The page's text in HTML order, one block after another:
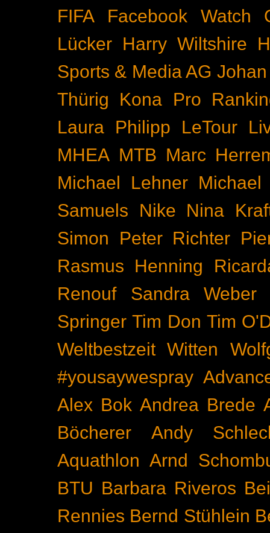
FIFA
Facebook Watch
Lücker Harry Wiltshire
Sports & Media AG
Thürig
Kona Pro
Laura Philipp
LeTour
MHEA MTB Marc
Michael Lehner Michael
Samuels
Nike
Nina
Simon
Peter Richter
Rasmus Henning
Renouf
Sandra Weber
Springer Tim Don Tim
Weltbestzeit Witten
#yousaywespray
Alex Bok Andrea Brede
Böcherer
Andy
Aquathlon Arnd
BTU Barbara Riveros
Rennies Bernd Stühlein